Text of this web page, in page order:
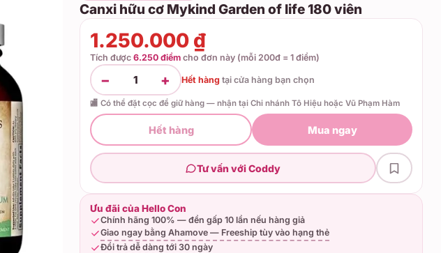
Canxi hữu cơ Mykind Garden of life 180 viên
1.250.000 ₫
Tích được 6.250 điểmcho đơn này (mỗi 200đ = 1 điểm)
− 1 + Hết hàngtại cửa hàng bạn chọn
🏬 Có thể đặt cọc để giữ hàng — nhận tại Chi nhánh Tô Hiệu hoặc Vũ Phạm Hàm
Hết hàng Mua ngay
Tư vấn với Coddy
Ưu đãi của Hello Con
Chính hãng 100% — đền gấp 10 lần nếu hàng giả
Giao ngay bằng Ahamove — Freeship tùy vào hạng thẻ
Đổi trả dễ dàng tới 30 ngày